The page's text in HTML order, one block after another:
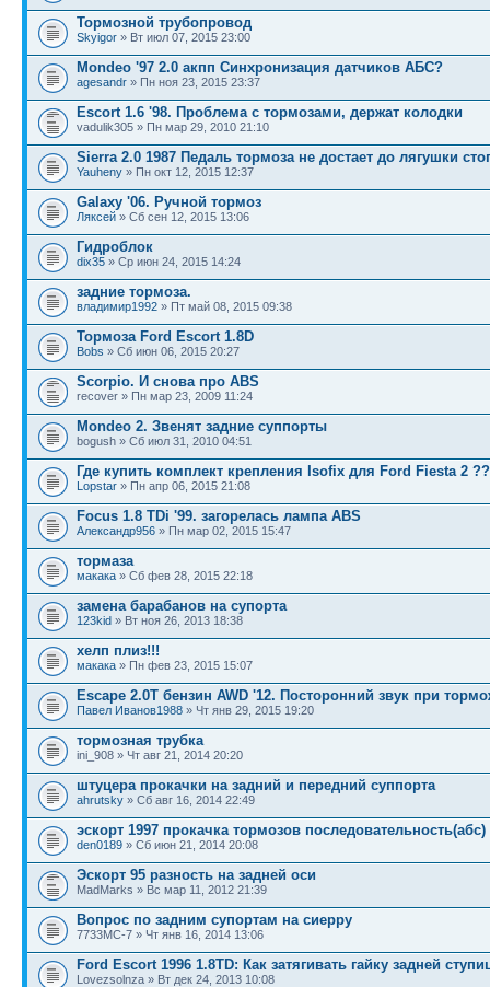
Тормозной трубопровод
Skyigor » Вт июл 07, 2015 23:00
Mondeo '97 2.0 акпп Синхронизация датчиков АБС?
agesandr » Пн ноя 23, 2015 23:37
Escort 1.6 '98. Проблема с тормозами, держат колодки
vadulik305 » Пн мар 29, 2010 21:10
Sierra 2.0 1987 Педаль тормоза не достает до лягушки
Yauheny » Пн окт 12, 2015 12:37
Galaxy '06. Ручной тормоз
Ляксей » Сб сен 12, 2015 13:06
Гидроблок
dix35 » Ср июн 24, 2015 14:24
задние тормоза.
владимир1992 » Пт май 08, 2015 09:38
Тормоза Ford Escort 1.8D
Bobs » Сб июн 06, 2015 20:27
Scorpio. И снова про ABS
recover » Пн мар 23, 2009 11:24
Mondeo 2. Звенят задние суппорты
bogush » Сб июл 31, 2010 04:51
Где купить комплект крепления Isofix для Ford Fiesta 2
Lopstar » Пн апр 06, 2015 21:08
Focus 1.8 TDi '99. загорелась лампа ABS
Александр956 » Пн мар 02, 2015 15:47
тормаза
макака » Сб фев 28, 2015 22:18
замена барабанов на супорта
123kid » Вт ноя 26, 2013 18:38
хелп плиз!!!
макака » Пн фев 23, 2015 15:07
Escape 2.0T бензин AWD '12. Посторонний звук при
Павел Иванов1988 » Чт янв 29, 2015 19:20
тормозная трубка
ini_908 » Чт авг 21, 2014 20:20
штуцера прокачки на задний и передний суппорта
ahrutsky » Сб авг 16, 2014 22:49
эскорт 1997 прокачка тормозов последовательность(абс)
den0189 » Сб июн 21, 2014 20:08
Эскорт 95 разность на задней оси
MadMarks » Вс мар 11, 2012 21:39
Вопрос по задним супортам на сиерру
7733MC-7 » Чт янв 16, 2014 13:06
Ford Escort 1996 1.8TD: Как затягивать гайку задней
Lovezsolnza » Вт дек 24, 2013 10:08